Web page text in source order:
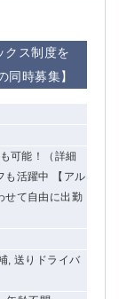
クス制度を
時募集】
可能！（詳細
も活躍中 【アル
せて自由に出勤
, 送りドライバ
）